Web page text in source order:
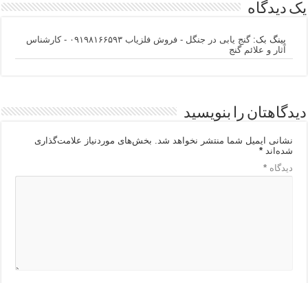
یک دیدگاه
پینگ بک:
گنج یابی در جنگل - فروش فلزیاب ۰۹۱۹۸۱۶۶۵۹۳ - کارشناس
آثار و علائم گنج
دیدگاهتان را بنویسید
نشانی ایمیل شما منتشر نخواهد شد.
بخش‌های موردنیاز علامت‌گذاری
شده‌اند*
دیدگاه*